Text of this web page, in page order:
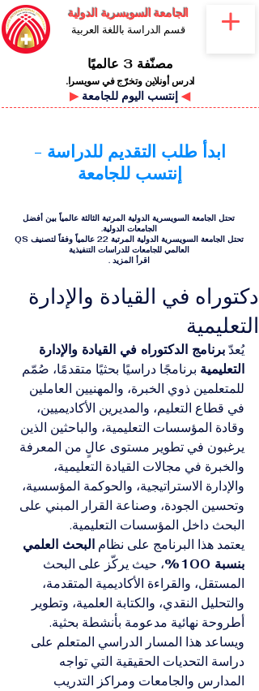
الجامعة السويسرية الدولية
قسم الدراسة باللغة العربية
مصنّفة 3 عالميًا
ادرس أونلاين وتخرّج في سويسرا.
▶ ◀
ابدأ طلب التقديم للدراسة -
إنتسب للجامعة
تحتل الجامعة السويسرية الدولية المرتبة الثالثة عالمياً بين أفضل
الجامعات الدولية.
تحتل الجامعة السويسرية الدولية المرتبة 22 عالمياً وفقاً لتصنيف QS
العالمي للجامعات للدراسات التنفيذية
اقرأ المزيد .
دكتوراه في القيادة والإدارة
التعليمية
يُعدّ برنامج الدكتوراه في القيادة والإدارة
التعليمية برنامجًا دراسيًا بحثيًا متقدمًا، صُمّم
للمتعلمين ذوي الخبرة، والمهنيين العاملين
في قطاع التعليم، والمديرين الأكاديميين،
وقادة المؤسسات التعليمية، والباحثين الذين
يرغبون في تطوير مستوى عالٍ من المعرفة
والخبرة في مجالات القيادة التعليمية،
والإدارة الاستراتيجية، والحوكمة المؤسسية،
وتحسين الجودة، وصناعة القرار المبني على
البحث داخل المؤسسات التعليمية.
يعتمد هذا البرنامج على نظام البحث العلمي
بنسبة 100%
، حيث يركّز على البحث
المستقل، والقراءة الأكاديمية المتقدمة،
والتحليل النقدي، والكتابة العلمية، وتطوير
أطروحة نهائية مدعومة بأنشطة بحثية.
ويساعد هذا المسار الدراسي المتعلم على
دراسة التحديات الحقيقية التي تواجه
المدارس والجامعات ومراكز التدريب